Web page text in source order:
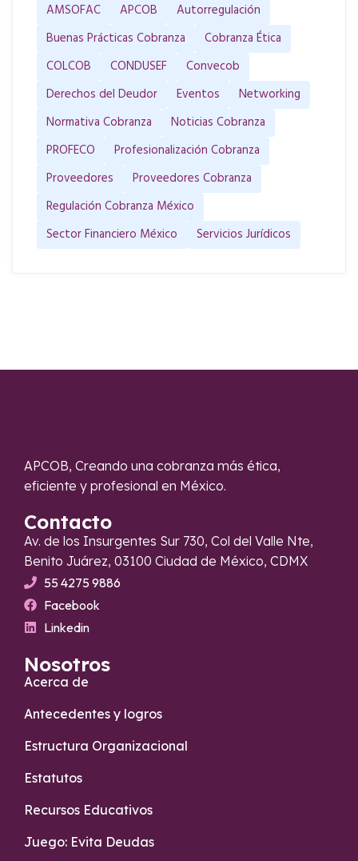
AMSOFAC
APCOB
Autorregulación
Buenas Prácticas Cobranza
Cobranza Ética
COLCOB
CONDUSEF
Convecob
Derechos del Deudor
Eventos
Networking
Normativa Cobranza
Noticias Cobranza
PROFECO
Profesionalización Cobranza
Proveedores
Proveedores Cobranza
Regulación Cobranza México
Sector Financiero México
Servicios Jurídicos
APCOB, Creando una cobranza más ética,
eficiente y profesional en México.
Contacto
Av. de los Insurgentes Sur 730, Col del Valle Nte,
Benito Juárez, 03100 Ciudad de México, CDMX
55 4275 9886
Facebook
Linkedin
Nosotros
Acerca de
Antecedentes y logros
Estructura Organizacional
Estatutos
Recursos Educativos
Juego: Evita Deudas